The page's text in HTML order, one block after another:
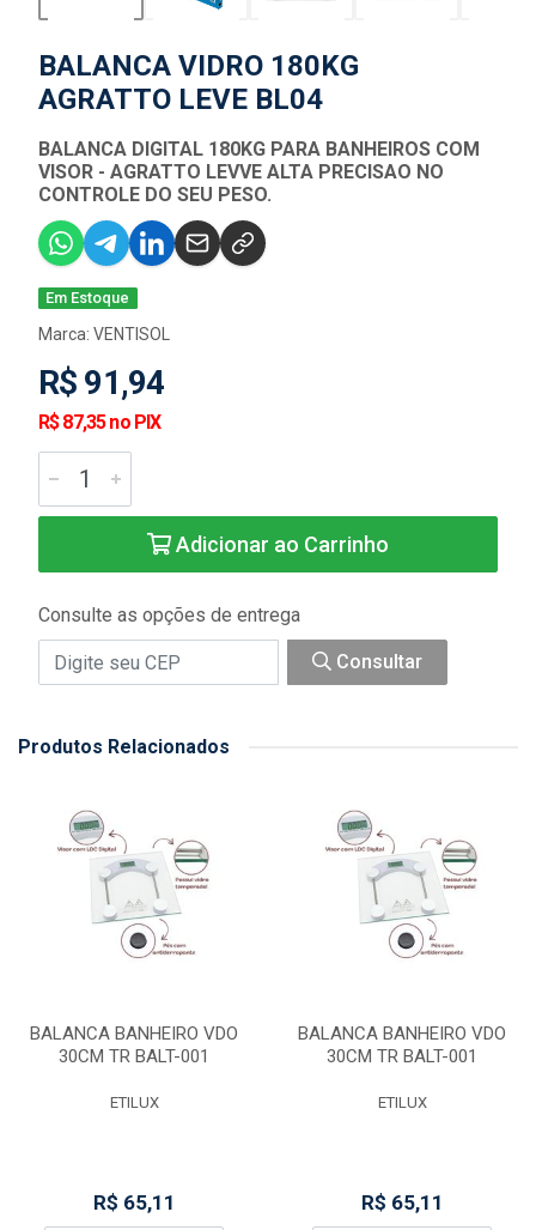
BALANCA VIDRO 180KG
AGRATTO LEVE BL04
BALANCA DIGITAL 180KG PARA BANHEIROS COM
VISOR - AGRATTO LEVVE ALTA PRECISAO NO
CONTROLE DO SEU PESO.
Em Estoque
Marca: VENTISOL
R$ 91,94
R$ 87,35 no PIX
Adicionar ao Carrinho
Consulte as opções de entrega
Consultar
Produtos Relacionados
BALANCA BANHEIRO VDO
30CM TR BALT-001
ETILUX
R$ 65,11
BALANCA BANHEIRO VDO
30CM TR BALT-001
ETILUX
R$ 65,11